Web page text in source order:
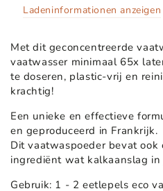
Ladeninformationen anzeigen
Met dit geconcentreerde
vaatwasser minimaal 65x
te doseren, plastic-vrij en
krachtig!
Een unieke en effectieve
en geproduceerd in Frankrijk.
Dit vaatwaspoeder bevat
ingrediënt wat kalkaanslag
Gebruik: 1 - 2 eetlepels eco